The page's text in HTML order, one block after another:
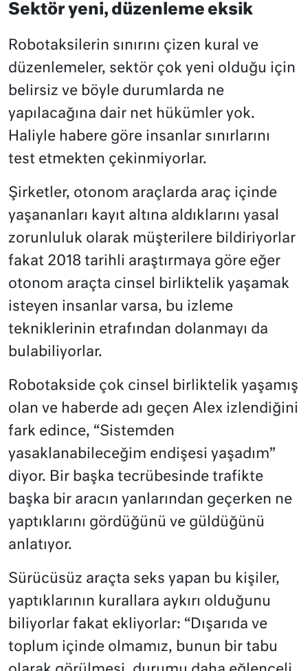
Sektör yeni, düzenleme eksik
Robotaksilerin sınırını çizen kural ve
düzenlemeler, sektör çok yeni olduğu için
belirsiz ve böyle durumlarda ne
yapılacağına dair net hükümler yok.
Haliyle habere göre insanlar sınırlarını
test etmekten çekinmiyorlar.
Şirketler, otonom araçlarda araç içinde
yaşananları kayıt altına aldıklarını yasal
zorunluluk olarak müşterilere bildiriyorlar
fakat 2018 tarihli araştırmaya göre eğer
otonom araçta cinsel birliktelik yaşamak
isteyen insanlar varsa, bu izleme
tekniklerinin etrafından dolanmayı da
bulabiliyorlar.
Robotakside çok cinsel birliktelik yaşamış
olan ve haberde adı geçen Alex izlendiğini
fark edince, “Sistemden
yasaklanabileceğim endişesi yaşadım”
diyor. Bir başka tecrübesinde trafikte
başka bir aracın yanlarından geçerken ne
yaptıklarını gördüğünü ve güldüğünü
anlatıyor.
Sürücüsüz araçta seks yapan bu kişiler,
yaptıklarının kurallara aykırı olduğunu
biliyorlar fakat ekliyorlar: “Dışarıda ve
toplum içinde olmamız, bunun bir tabu